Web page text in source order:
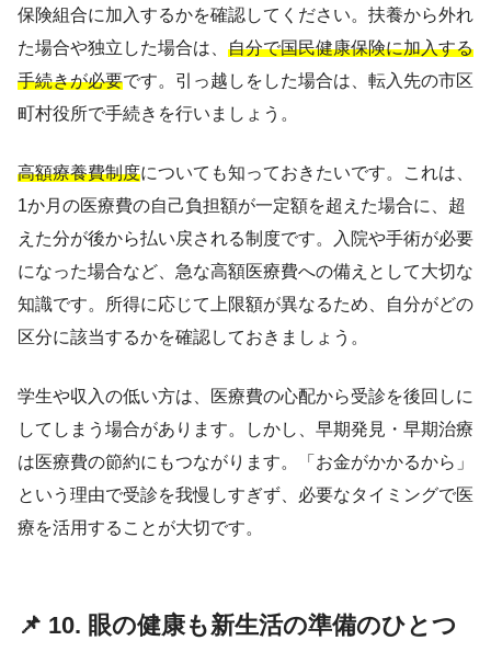
保険組合に加入するかを確認してください。扶養から外れ
た場合や独立した場合は、 自分で国民健康保険に加入する
手続きが必要です。引っ越しをした場合は、転入先の市区
町村役所で手続きを行いましょう。
高額療養費制度についても知っておきたいです。これは、
1か月の医療費の自己負担額が一定額を超えた場合に、超
えた分が後から払い戻される制度です。入院や手術が必要
になった場合など、急な高額医療費への備えとして大切な
知識です。所得に応じて上限額が異なるため、自分がどの
区分に該当するかを確認しておきましょう。
学生や収入の低い方は、医療費の心配から受診を後回しに
してしまう場合があります。しかし、早期発見・早期治療
は医療費の節約にもつながります。「お金がかかるから」
という理由で受診を我慢しすぎず、必要なタイミングで医
療を活用することが大切です。
📌 10. 眼の健康も新生活の準備のひとつ